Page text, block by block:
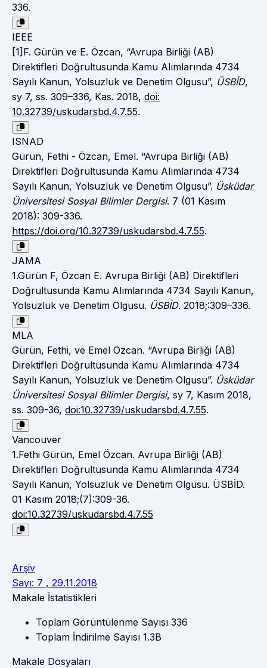
336.
IEEE
[1]F. Gürün ve E. Özcan, “Avrupa Birliği (AB)
Direktifleri Doğrultusunda Kamu Alımlarında 4734
Sayılı Kanun, Yolsuzluk ve Denetim Olgusu”, ÜSBİD,
sy 7, ss. 309–336, Kas. 2018, doi:
10.32739/uskudarsbd.4.7.55.
ISNAD
Gürün, Fethi - Özcan, Emel. “Avrupa Birliği (AB)
Direktifleri Doğrultusunda Kamu Alımlarında 4734
Sayılı Kanun, Yolsuzluk ve Denetim Olgusu”. Üsküdar
Üniversitesi Sosyal Bilimler Dergisi. 7 (01 Kasım
2018): 309-336.
https://doi.org/10.32739/uskudarsbd.4.7.55.
JAMA
1.Gürün F, Özcan E. Avrupa Birliği (AB) Direktifleri
Doğrultusunda Kamu Alımlarında 4734 Sayılı Kanun,
Yolsuzluk ve Denetim Olgusu. ÜSBİD. 2018;:309–336.
MLA
Gürün, Fethi, ve Emel Özcan. “Avrupa Birliği (AB)
Direktifleri Doğrultusunda Kamu Alımlarında 4734
Sayılı Kanun, Yolsuzluk ve Denetim Olgusu”. Üsküdar
Üniversitesi Sosyal Bilimler Dergisi, sy 7, Kasım 2018,
ss. 309-36, doi:10.32739/uskudarsbd.4.7.55.
Vancouver
1.Fethi Gürün, Emel Özcan. Avrupa Birliği (AB)
Direktifleri Doğrultusunda Kamu Alımlarında 4734
Sayılı Kanun, Yolsuzluk ve Denetim Olgusu. ÜSBİD.
01 Kasım 2018;(7):309-36.
doi:10.32739/uskudarsbd.4.7.55
Arşiv
Sayı: 7 , 29.11.2018
Makale İstatistikleri
Toplam Görüntülenme Sayısı 336
Toplam İndirilme Sayısı 1.3B
Makale Dosyaları